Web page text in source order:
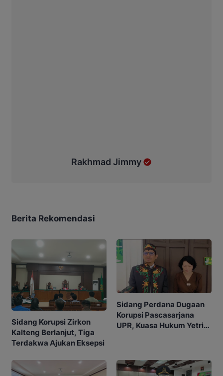
Rakhmad Jimmy
Berita Rekomendasi
Sidang Korupsi Zirkon
Kalteng Berlanjut, Tiga
Terdakwa Ajukan Eksepsi
Sidang Perdana Dugaan
Korupsi Pascasarjana
UPR, Kuasa Hukum Yetrie